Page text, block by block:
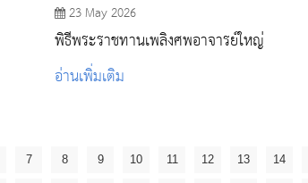
23 May 2026
พิธีพระราชทานเพลิงศพอาจารย์ใหญ่
อ่านเพิ่มเติม
7 8 9 10 11 12 13 14